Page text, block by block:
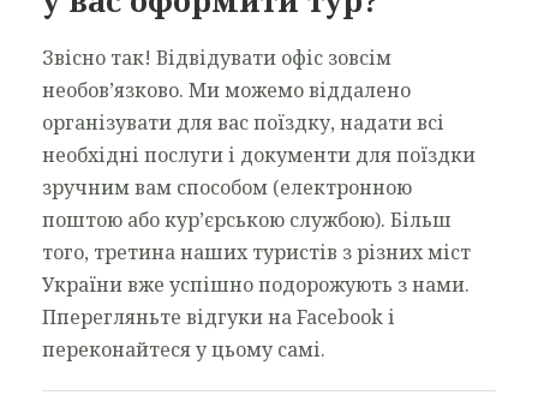
Звісно так! Відвідувати офіс зовсім
необов’язково. Ми можемо віддалено
організувати для вас поїздку, надати всі
необхідні послуги і документи для поїздки
зручним вам способом (електронною
поштою або кур’єрською службою). Більш
того, третина наших туристів з різних міст
України вже успішно подорожують з нами.
Пперегляньте відгуки на Facebook і
переконайтеся у цьому самі.